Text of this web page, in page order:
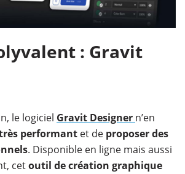
: Gravit
le logiciel Gravit Designer n’en
performant et de proposer des
. Disponible en ligne mais aussi
cetoutil de création graphique